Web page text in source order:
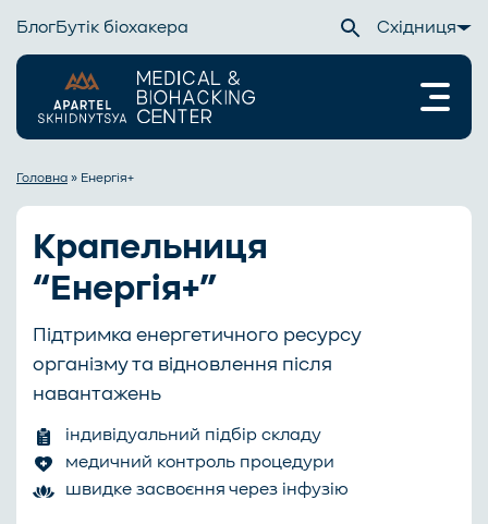
БлогБутік біохакера Східниця
Головна » Енергія+
Крапельниця
“Енергія+”
Підтримка енергетичного ресурсу
організму та відновлення після
навантажень
індивідуальний підбір складу
медичний контроль процедури
швидке засвоєння через інфузію